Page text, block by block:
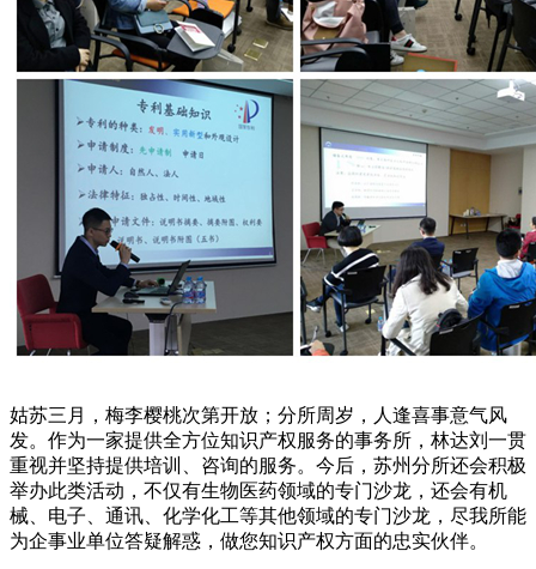
姑苏三月，梅李樱桃次第开放；分所周岁，人逢喜事意气风
发。作为一家提供全方位知识产权服务的事务所，林达刘一贯
重视并坚持提供培训、咨询的服务。今后，苏州分所还会积极
举办此类活动，不仅有生物医药领域的专门沙龙，还会有机
械、电子、通讯、化学化工等其他领域的专门沙龙，尽我所能
为企事业单位答疑解惑，做您知识产权方面的忠实伙伴。